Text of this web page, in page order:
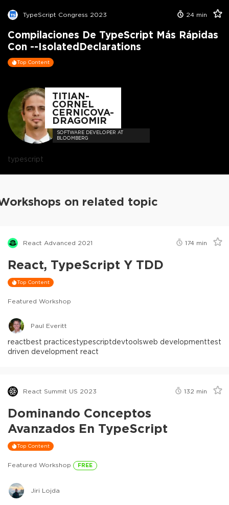
TypeScript Congress 2023 24 min
Compilaciones De TypeScript Más Rápidas
Con --IsolatedDeclarations
Top Content
TITIAN-
CORNEL
CERNICOVA-
DRAGOMIR
SOFTWARE DEVELOPER AT
BLOOMBERG
typescript
on related topic
React Advanced 2021 174 min
React, TypeScript Y TDD
Top Content
Featured Workshop
Paul Everitt
reactbest practicestypescriptdevtoolsweb developmenttest
driven development react
React Summit US 2023 132 min
Dominando Conceptos
Avanzados En TypeScript
Top Content
Featured Workshop FREE
Jiri Lojda